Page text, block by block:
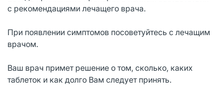
с рекомендациями лечащего врача.
При появлении симптомов посоветуйтесь с лечащим
врачом.
Ваш врач примет решение о том, сколько, каких
таблеток и как долго Вам следует принять.